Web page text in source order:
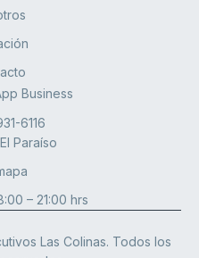
Business
6116
Paraíso
– 21:00 hrs
Las Colinas. Todos los